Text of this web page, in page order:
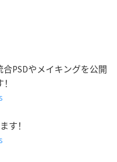
PSDやメイキングを公開
す！